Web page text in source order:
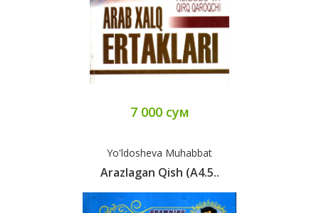
7 000 сум
Yo'ldosheva Muhabbat
Arazlagan Qish (А4.5..